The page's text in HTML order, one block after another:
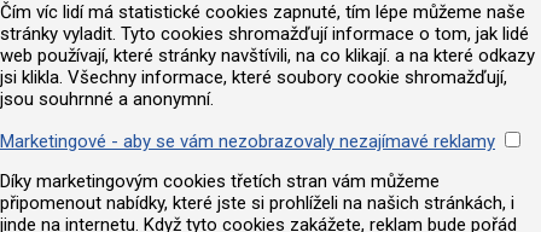
Čím víc lidí má statistické cookies zapnuté, tím lépe můžeme naše
stránky vyladit. Tyto cookies shromažďují informace o tom, jak lidé
web používají, které stránky navštívili, na co klikají. a na které odkazy
jsi klikla. Všechny informace, které soubory cookie shromažďují,
jsou souhrnné a anonymní.
Marketingové - aby se vám nezobrazovaly nezajímavé reklamy
Díky marketingovým cookies třetích stran vám můžeme
připomenout nabídky, které jste si prohlíželi na našich stránkách, i
jinde na internetu. Když tyto cookies zakážete, reklam bude pořád